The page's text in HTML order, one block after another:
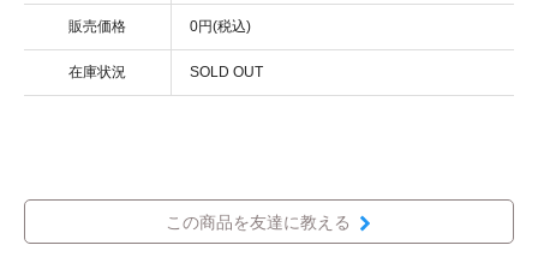
販売価格 0円(税込)
在庫状況 SOLD OUT
この商品を友達に教える